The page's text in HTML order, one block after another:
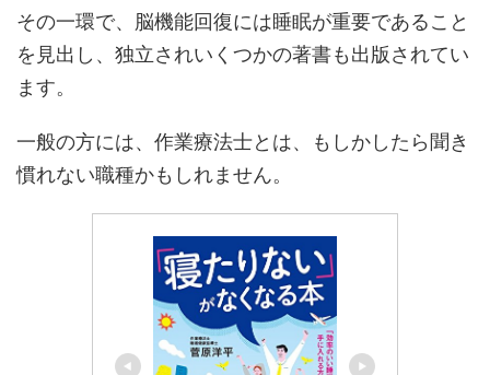
その一環で、脳機能回復には睡眠が重要であること
を見出し、独立されいくつかの著書も出版されてい
ます。
一般の方には、作業療法士とは、もしかしたら聞き
慣れない職種かもしれません。